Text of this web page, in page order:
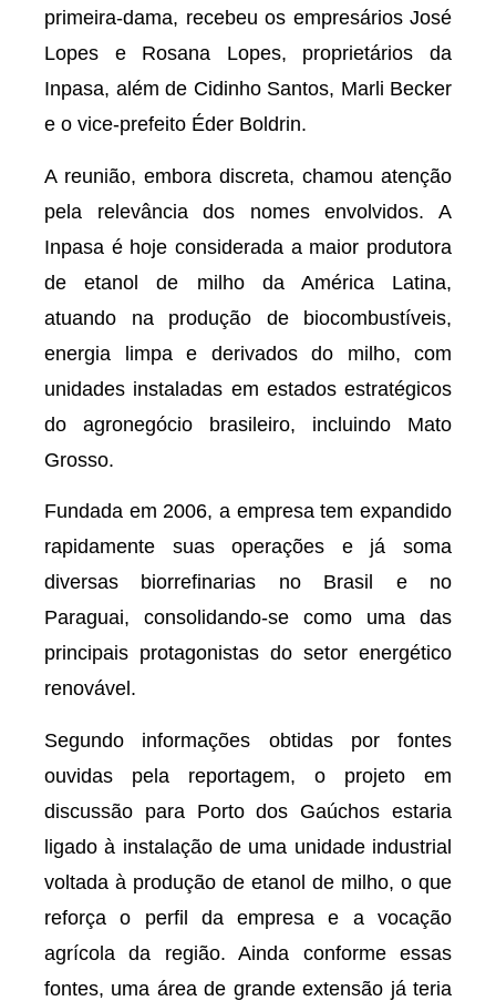
primeira-dama, recebeu os empresários José
Lopes e Rosana Lopes, proprietários da
Inpasa, além de Cidinho Santos, Marli Becker
e o vice-prefeito Éder Boldrin.
A reunião, embora discreta, chamou atenção
pela relevância dos nomes envolvidos. A
Inpasa é hoje considerada a maior produtora
de etanol de milho da América Latina,
atuando na produção de biocombustíveis,
energia limpa e derivados do milho, com
unidades instaladas em estados estratégicos
do agronegócio brasileiro, incluindo Mato
Grosso.
Fundada em 2006, a empresa tem expandido
rapidamente suas operações e já soma
diversas biorrefinarias no Brasil e no
Paraguai, consolidando-se como uma das
principais protagonistas do setor energético
renovável.
Segundo informações obtidas por fontes
ouvidas pela reportagem, o projeto em
discussão para Porto dos Gaúchos estaria
ligado à instalação de uma unidade industrial
voltada à produção de etanol de milho, o que
reforça o perfil da empresa e a vocação
agrícola da região. Ainda conforme essas
fontes, uma área de grande extensão já teria